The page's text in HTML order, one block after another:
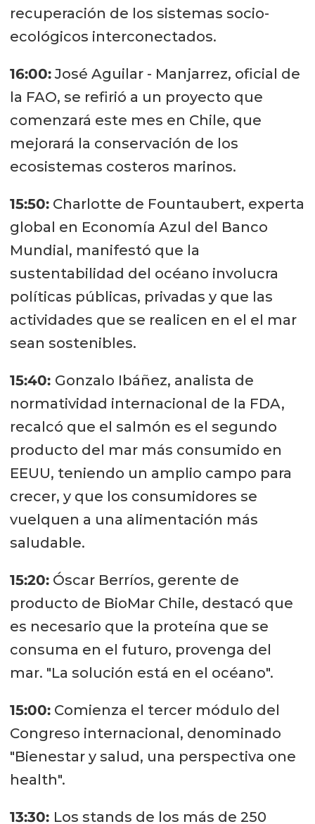
recuperación de los sistemas socio-
ecológicos interconectados.
16:00:José Aguilar - Manjarrez, oficial de
la FAO, se refirió a un proyecto que
comenzará este mes en Chile, que
mejorará la conservación de los
ecosistemas costeros marinos.
15:50:Charlotte de Fountaubert, experta
global en Economía Azul del Banco
Mundial, manifestó que la
sustentabilidad del océano involucra
políticas públicas, privadas y que las
actividades que se realicen en el el mar
sean sostenibles.
15:40: Gonzalo Ibáñez, analista de
normatividad internacional de la FDA,
recalcó que el salmón es el segundo
producto del mar más consumido en
EEUU, teniendo un amplio campo para
crecer, y que los consumidores se
vuelquen a una alimentación más
saludable.
15:20:Óscar Berríos, gerente de
producto de BioMar Chile, destacó que
es necesario que la proteína que se
consuma en el futuro, provenga del
mar. "La solución está en el océano".
15:00:Comienza el tercer módulo del
Congreso internacional, denominado
"Bienestar y salud, una perspectiva one
health".
13:30: Los stands de los más de 250